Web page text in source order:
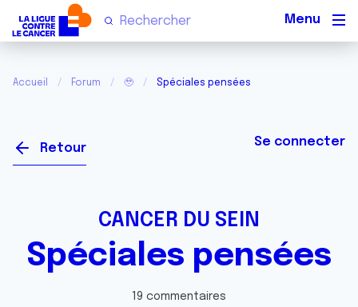
Accueil Forum 🥹 Spéciales pensées
Retour Se connecter
CANCER DU SEIN
Spéciales pensées
19 commentaires